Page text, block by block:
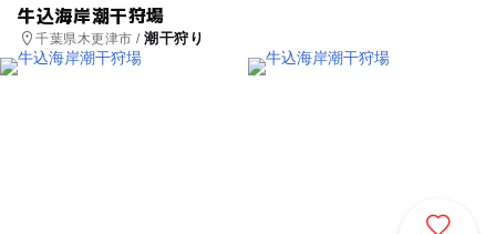
牛込海岸潮干狩場
千葉県木更津市 /潮干狩り